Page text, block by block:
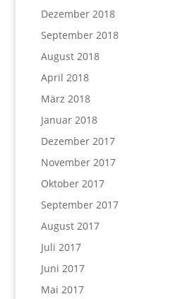
Dezember 2018
September 2018
August 2018
April 2018
März 2018
Januar 2018
Dezember 2017
November 2017
Oktober 2017
September 2017
August 2017
Juli 2017
Juni 2017
Mai 2017